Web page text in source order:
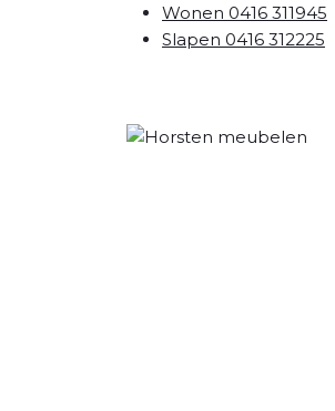
Wonen 0416 311945
Slapen 0416 312225